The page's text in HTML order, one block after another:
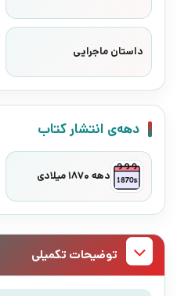
داستان ماجرایی
دهه‌ی انتشار کتاب
دهه 1870 میلادی
توضیحات تکمیلی